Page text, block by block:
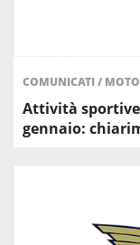
COMUNICATI/
Attività sportive
gennaio: